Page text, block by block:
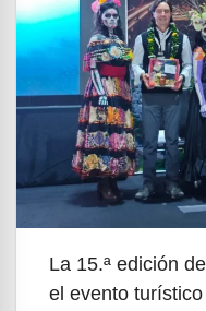
La 15.ª edición
el evento